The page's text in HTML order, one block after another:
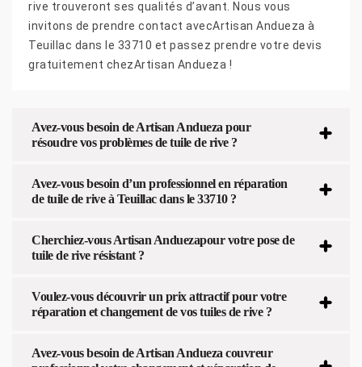
rive trouveront ses qualités d’avant. Nous vous
invitons de prendre contact avecArtisan Andueza à
Teuillac dans le 33710 et passez prendre votre devis
gratuitement chezArtisan Andueza !
Avez-vous besoin de Artisan Andueza pour
résoudre vos problèmes de tuile de rive ?
Avez-vous besoin d’un professionnel en réparation
de tuile de rive à Teuillac dans le 33710 ?
Cherchiez-vous Artisan Anduezapour votre pose de
tuile de rive résistant ?
Voulez-vous découvrir un prix attractif pour votre
réparation et changement de vos tuiles de rive ?
Avez-vous besoin de Artisan Andueza couvreur